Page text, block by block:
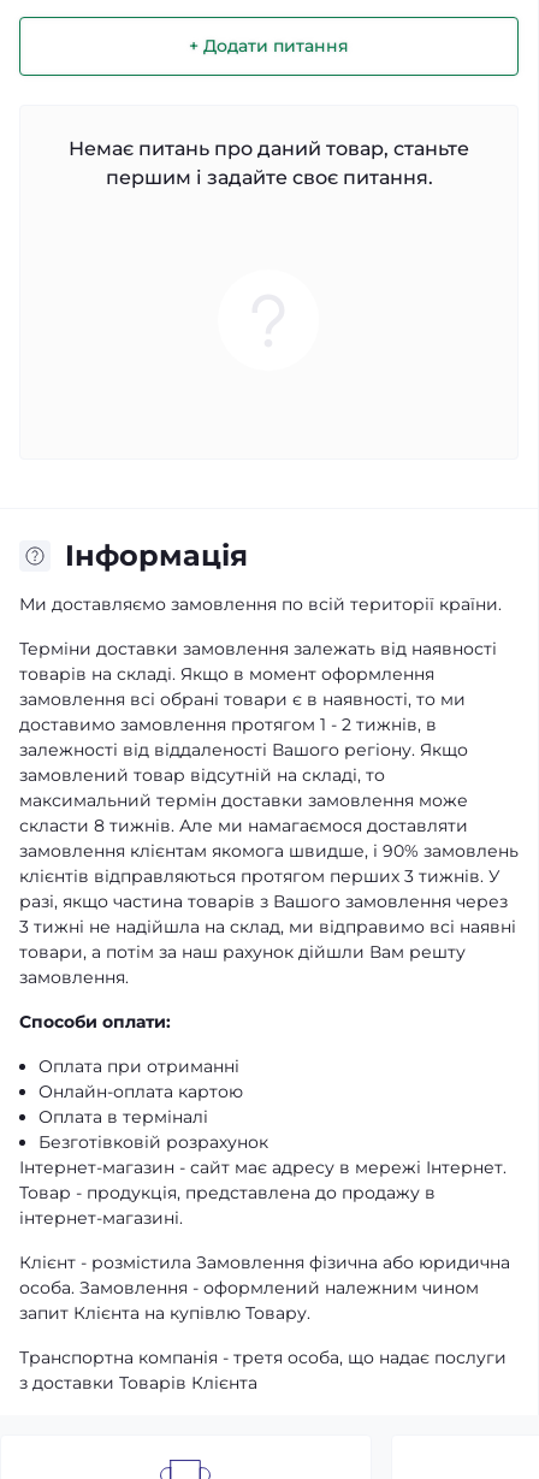
+ Додати питання
Немає питань про даний товар, станьте
першим і задайте своє питання.
Iнформація
Ми доставляємо замовлення по всій території країни.
Терміни доставки замовлення залежать від наявності
товарів на складі. Якщо в момент оформлення
замовлення всі обрані товари є в наявності, то ми
доставимо замовлення протягом 1 - 2 тижнів, в
залежності від віддаленості Вашого регіону. Якщо
замовлений товар відсутній на складі, то
максимальний термін доставки замовлення може
скласти 8 тижнів. Але ми намагаємося доставляти
замовлення клієнтам якомога швидше, і 90% замовлень
клієнтів відправляються протягом перших 3 тижнів. У
разі, якщо частина товарів з Вашого замовлення через
3 тижні не надійшла на склад, ми відправимо всі наявні
товари, а потім за наш рахунок дійшли Вам решту
замовлення.
Способи оплати:
Оплата при отриманні
Онлайн-оплата картою
Оплата в терміналі
Безготівковій розрахунок
Інтернет-магазин - сайт має адресу в мережі Інтернет.
Товар - продукція, представлена ​​до продажу в
інтернет-магазині.
Клієнт - розмістила Замовлення фізична або юридична
особа. Замовлення - оформлений належним чином
запит Клієнта на купівлю Товару.
Транспортна компанія - третя особа, що надає послуги
з доставки Товарів Клієнта